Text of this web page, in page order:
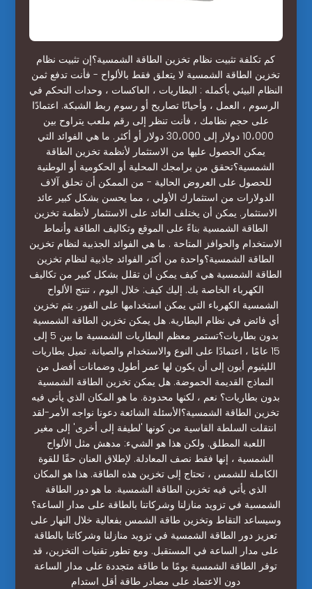
كم تكلفة تثبيت نظام تخزين الطاقة الشمسية؟إن تثبيت نظام
تخزين الطاقة الشمسية لا يتعلق فقط بالألواح - فأنت تدفع ثمن
النظام البيئي بأكمله : البطاريات ، العاكسات ، وحدات التحكم في
الرسوم ، العمل ، وأحيانًا تصاريح أو رسوم ربط الشبكة. اعتمادًا
على حجم نظامك ، فأنت تنظر إلى رقم ملعب يتراوح بين
10،000 دولار إلى 30،000 دولار أو أكثر. ما هي الفوائد التي
يمكن الحصول عليها من الاستثمار لأنظمة تخزين الطاقة
الشمسية؟تحقق من برامجك المحلية أو الحكومية أو الوطنية
للحصول على العروض الحالية - من الممكن أن تحلق آلاف
الدولارات من استثمارك الأولي ، مما يحسن بشكل كبير عائد
الاستثمار. يمكن أن يختلف العائد على الاستثمار لأنظمة تخزين
الطاقة الشمسية بناءً على الموقع وتكاليف الطاقة وأنماط
الاستخدام والحوافز المتاحة . ما هي الفوائد الجذبية لنظام تخزين
الطاقة الشمسية؟واحدة من أكثر الفوائد جاذبية لنظام تخزين
الطاقة الشمسية هي كيف يمكن أن تقلل بشكل كبير من تكاليف
الكهرباء الخاصة بك. إليك كيف: خلال اليوم ، تنتج الألواح
الشمسية الكهرباء التي يمكن استخدامها على الفور. يتم تخزين
أي فائض في نظام البطارية. هل يمكن تخزين الطاقة الشمسية
بدون بطاريات؟تستمر معظم البطاريات الشمسية ما بين 5 إلى
15 عامًا ، اعتمادًا على النوع والاستخدام والصيانة. تميل بطاريات
الليثيوم أيون إلى أن يكون لها عمر أطول وضمانات أفضل من
النماذج القديمة الحموضة. هل يمكن تخزين الطاقة الشمسية
بدون بطاريات؟ نعم ، لكنها محدودة. ما هو المكان الذي يأتي فيه
تخزين الطاقة الشمسية؟الأسئلة الشائعة دعونا نواجه الأمر-لقد
انتقلت السلطة القاسية من كونها 'لطيفة إلى أخرى' إلى مغير
اللعبة المطلق. ولكن هذا هو الشيء: مدهش مثل الألواح
الشمسية ، إنها فقط نصف المعادلة. لإطلاق العنان حقًا للقوة
الكاملة للشمس ، تحتاج إلى تخزين هذه الطاقة. هذا هو المكان
الذي يأتي فيه تخزين الطاقة الشمسية. ما هو دور الطاقة
الشمسية في تزويد منازلنا وشركاتنا بالطاقة على مدار الساعة؟
وسيساعد التقاط وتخزين طاقة الشمس بفعالية خلال النهار على
تعزيز دور الطاقة الشمسية في تزويد منازلنا وشركاتنا بالطاقة
على مدار الساعة في المستقبل. ومع تطور تقنيات التخزين، قد
توفر الطاقة الشمسية يومًا ما طاقة متجددة على مدار الساعة
دون الاعتماد على مصادر طاقة أقل استدام